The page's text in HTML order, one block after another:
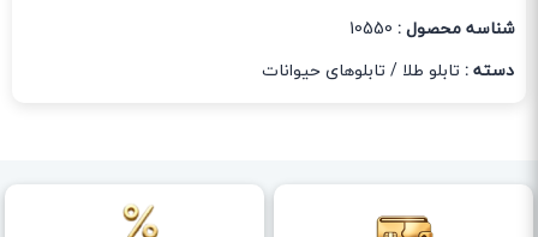
شناسه محصول : 10550
دسته : تابلو طلا / تابلوهای حیوانات